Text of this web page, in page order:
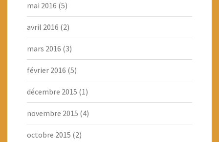
mai 2016 (5)
avril 2016 (2)
mars 2016 (3)
février 2016 (5)
décembre 2015 (1)
novembre 2015 (4)
octobre 2015 (2)